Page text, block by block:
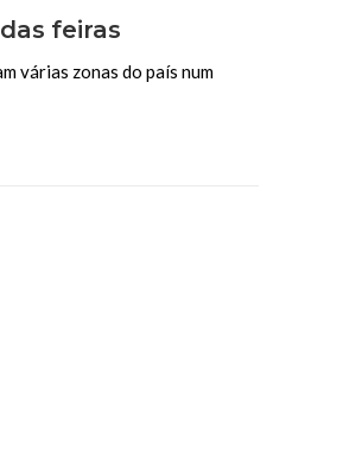
feiras
várias zonas do país num